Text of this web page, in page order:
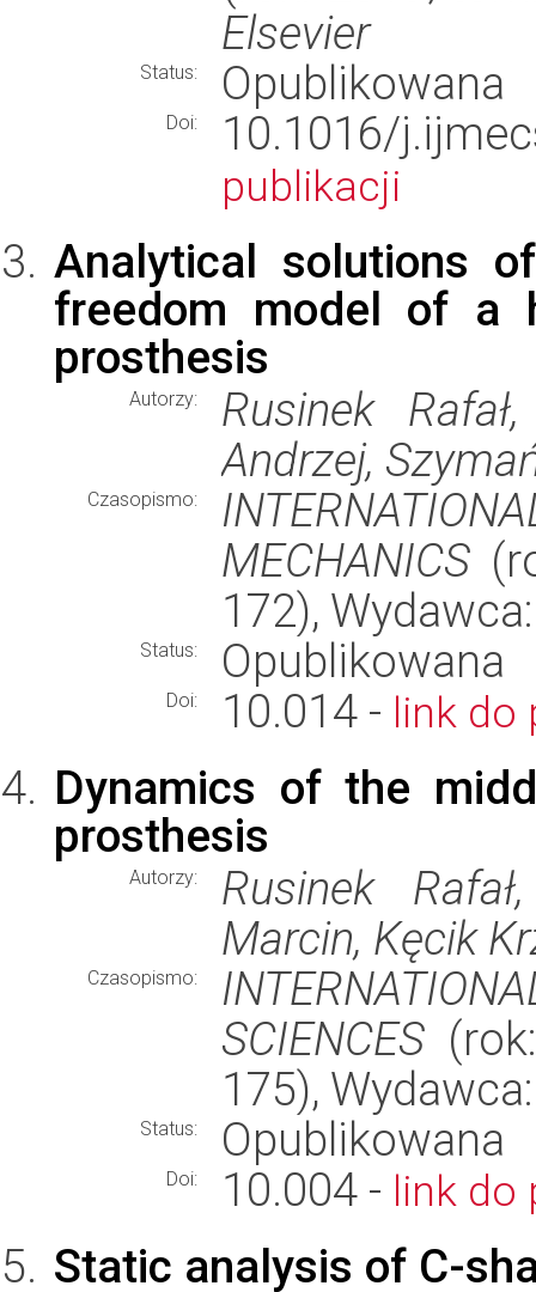
Elsevier
Status: Opublikowana
Doi: 10.1016/
publikacji
Analytical solutions
freedom model of a
prosthesis
Autorzy:
Rusinek
Andrzej,
Czasopismo:
MECHANICS
172),
Status: Opublikowana
Doi: 10.014 - link do
Dynamics of the
prosthesis
Autorzy:
Rusinek
Marcin, Kęcik
Czasopismo:
SCIENCES
175),
Status: Opublikowana
Doi: 10.004 - link do
Static analysis of C-